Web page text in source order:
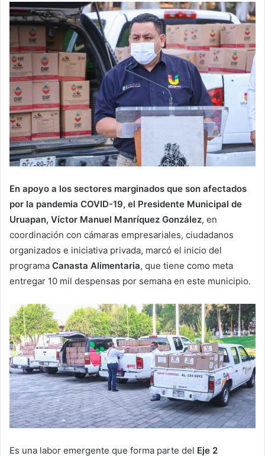
En apoyo a los sectores marginados que son afectados
por la pandemia COVID-19, el Presidente Municipal de
Uruapan, Víctor Manuel Manríquez González, en
coordinación con cámaras empresariales, ciudadanos
organizados e iniciativa privada, marcó el inicio del
programa Canasta Alimentaria, que tiene como meta
entregar 10 mil despensas por semana en este municipio.
Es una labor emergente que forma parte del Eje 2